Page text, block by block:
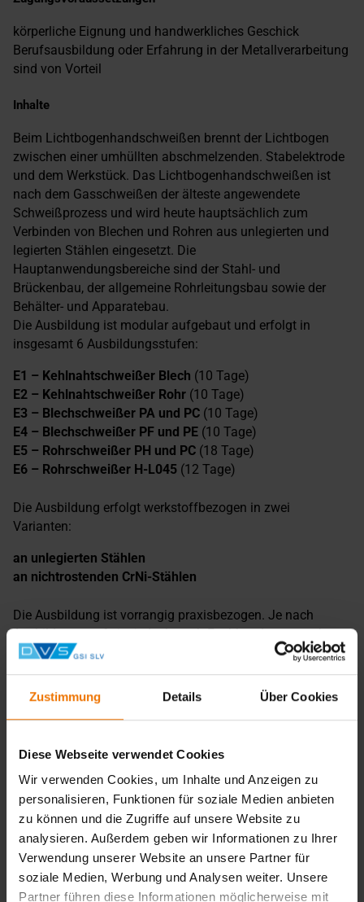
Zustimmung Details Über Cookies
Diese Webseite verwendet Cookies
Wir verwenden Cookies, um Inhalte und Anzeigen zu
personalisieren, Funktionen für soziale Medien anbieten
zu können und die Zugriffe auf unsere Website zu
analysieren. Außerdem geben wir Informationen zu Ihrer
Verwendung unserer Website an unsere Partner für
soziale Medien, Werbung und Analysen weiter. Unsere
Partner führen diese Informationen möglicherweise mit
körperliche Eignung und handwerkliches Geschick
Berufsausbildung oder Erfahrung in der Metallverarbeitung
sind von Vorteil
Inhalte
Beim Lichtbogenhandschweißen brennt der Lichtbogen
zwischen einer umhüllten abschmelzenden. Stabelektrode
und dem Werkstück. Das Lichtbogenhandschweißen ist
nach dem Gasschweißen der älteste angewendete
Schweißprozess und wird heute hauptsächlich zum
Verbinden von Blechen und Rohren aus unlegierten und
legierten Stählen eingesetzt. Die
Hauptanwendungsbereiche sind der Stahl- und
Brückenbau, der allgemeine Rohrleitungsbau sowie der
Behälter- und Apparatebau.
Die Ausbildung ist modular aufgebaut und erfolgt in
insgesamt 6 Ausbildungsstufen:
E1 – Kehlnahtschweißer Blech (10 Tage)
E2 – Kehlnahtschweißer Rohr (10 Tage)
E3 – Blechschweißer PA und PC (10 Tage)
E4 – Blechschweißer PF und PE (10 Tage)
E5 – Rohrschweißer PH und PC (18 Tage)
E6 – Rohrschweißer H-L045 (12 Tage)
Die Ausbildung erfolgt werkstoffbezogen in zwei
Varianten:
an unlegierten Stählen
an nichtrostenden CrNi-Stählen
Die Ausbildung ist vorrangig praxisbezogen. Je nach
Ausbildungsstufe ist jedoch auch Fachkunde vorgesehen,
um dem Schweißer den nötigen fachlichen Hintergrund zu
den Schweißverfahren, Werkstoffen sowie der
Arbeitssicherheit zu vermitteln.
aufeinanderfolgend absolviert werden. Die
Vorkenntnissen und der Zielstellung individuell angepasst.
Zum Abschluss jedes Moduls ist das Schweißen von
Prüfstücken vorgesehen. In den Modulen E2, E4 und E6 als
Schweißerprüfung nach DIN EN ISO 9606-1.
Lehrgangsabschluss